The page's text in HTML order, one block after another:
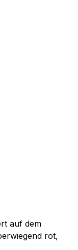
auf dem
rot,